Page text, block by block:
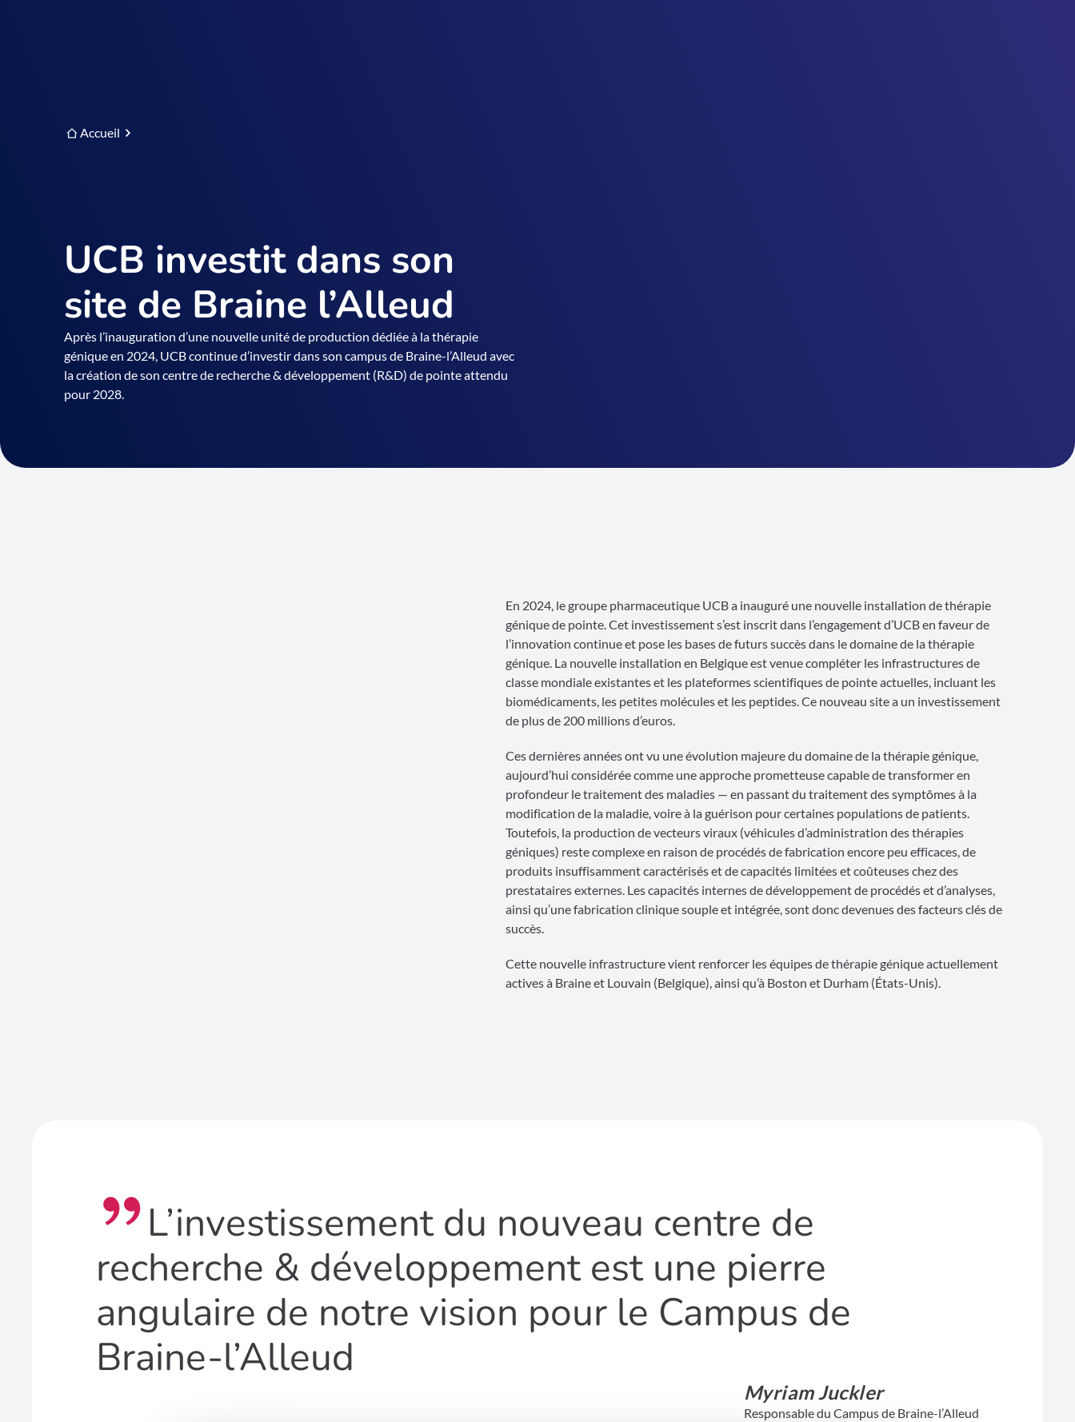
Accueil
UCB investit dans son
site de Braine l’Alleud
Après l’inauguration d’une nouvelle unité de production dédiée à la thérapie
génique en 2024, UCB continue d’investir dans son campus de Braine-l’Alleud avec
la création de son centre de recherche & développement (R&D) de pointe attendu
pour 2028.
En 2024, le groupe pharmaceutique UCB a inauguré une nouvelle installation de thérapie
génique de pointe. Cet investissement s’est inscrit dans l’engagement d’UCB en faveur de
l’innovation continue et pose les bases de futurs succès dans le domaine de la thérapie
génique. La nouvelle installation en Belgique est venue compléter les infrastructures de
classe mondiale existantes et les plateformes scientifiques de pointe actuelles, incluant les
biomédicaments, les petites molécules et les peptides. Ce nouveau site a un investissement
de plus de 200 millions d’euros.
Ces dernières années ont vu une évolution majeure du domaine de la thérapie génique,
aujourd’hui considérée comme une approche prometteuse capable de transformer en
profondeur le traitement des maladies — en passant du traitement des symptômes à la
modification de la maladie, voire à la guérison pour certaines populations de patients.
Toutefois, la production de vecteurs viraux (véhicules d’administration des thérapies
géniques) reste complexe en raison de procédés de fabrication encore peu efficaces, de
produits insuffisamment caractérisés et de capacités limitées et coûteuses chez des
prestataires externes. Les capacités internes de développement de procédés et d’analyses,
ainsi qu’une fabrication clinique souple et intégrée, sont donc devenues des facteurs clés de
succès.
Cette nouvelle infrastructure vient renforcer les équipes de thérapie génique actuellement
actives à Braine et Louvain (Belgique), ainsi qu’à Boston et Durham (États-Unis).
L’investissement du nouveau centre de
recherche & développement est une pierre
angulaire de notre vision pour le Campus de
Braine-l’Alleud
Myriam Juckler
Responsable du Campus de Braine-l’Alleud